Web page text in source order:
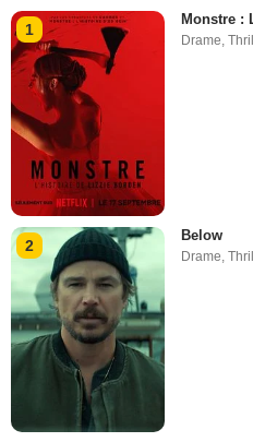
1
Monstre :
Drame ,
2
Below
Drame,